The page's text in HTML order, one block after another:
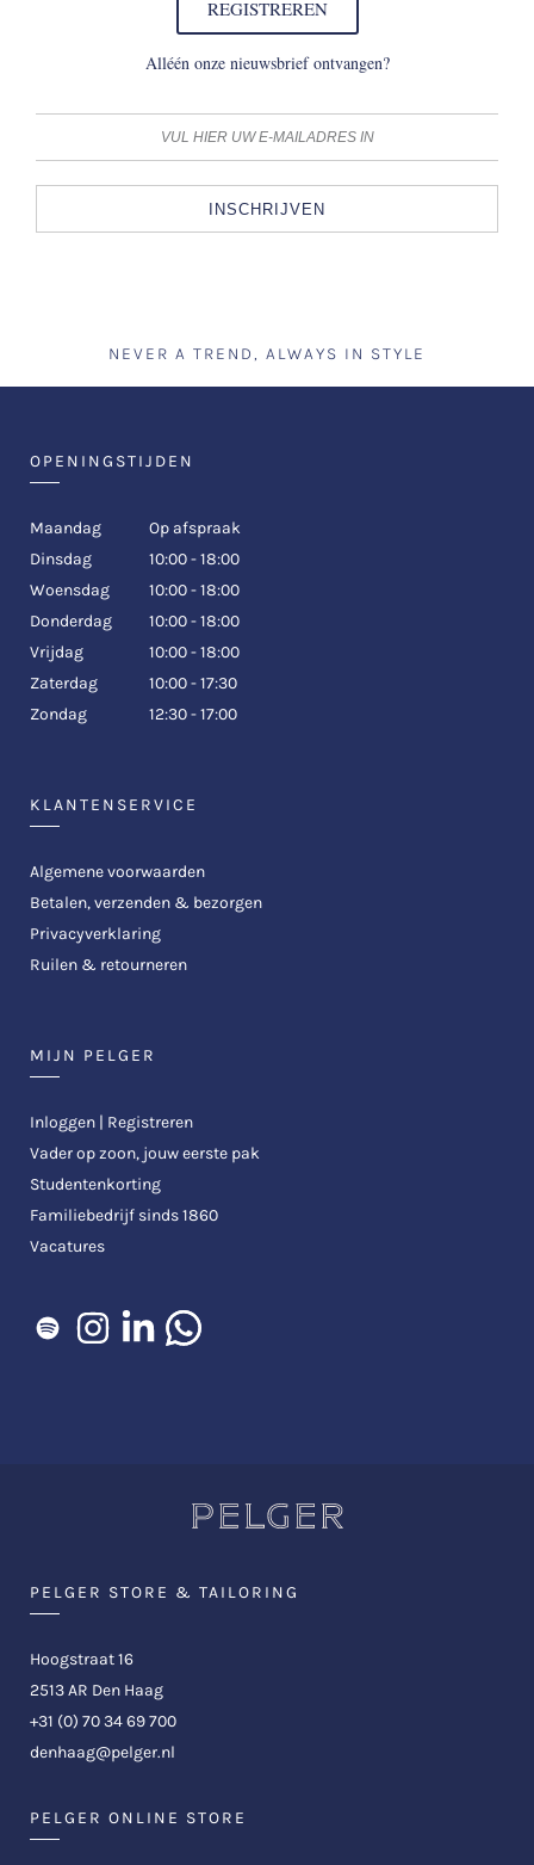
REGISTREREN
Alléén onze nieuwsbrief ontvangen?
INSCHRIJVEN
NEVER A TREND, ALWAYS IN STYLE
OPENINGSTIJDEN
Maandag
Op afspraak
Dinsdag
10:00 - 18:00
Woensdag
10:00 - 18:00
Donderdag
10:00 - 18:00
Vrijdag
10:00 - 18:00
Zaterdag
10:00 - 17:30
Zondag
12:30 - 17:00
KLANTENSERVICE
Algemene voorwaarden
Betalen, verzenden & bezorgen
Privacyverklaring
Ruilen & retourneren
MIJN PELGER
Inloggen | Registreren
Vader op zoon, jouw eerste pak
Studentenkorting
Familiebedrijf sinds 1860
Vacatures
PELGER STORE & TAILORING
Hoogstraat 16
2513 AR Den Haag
+31 (0) 70 34 69 700
denhaag@pelger.nl
PELGER ONLINE STORE